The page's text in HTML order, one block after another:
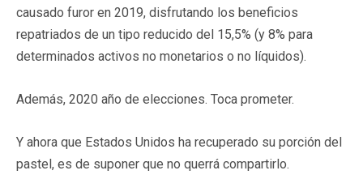
causado furor en 2019, disfrutando los beneficios
repatriados de un tipo reducido del 15,5% (y 8% para
determinados activos no monetarios o no líquidos).
Además, 2020 año de elecciones. Toca prometer.
Y ahora que Estados Unidos ha recuperado su porción del
pastel, es de suponer que no querrá compartirlo.